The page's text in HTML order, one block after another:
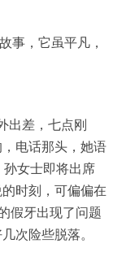
事，它虽平凡，
出差，七点刚
电话那头，她语
女士即将出席
时刻，可偏偏在
假牙出现了问题
次险些脱落。